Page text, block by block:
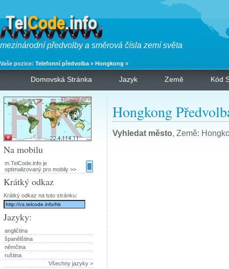
mezinárodní předvolby a směrová čísla zemí světa
Vaše pozice: Telefonní předvolba » Hongkong »
Domovská Stránka Jazyk Země Kód
Hongkong
Vyhledat město, Země:
Na mobilu
m.TelCode.info je
optimalizovaný pro mobily >>
Krátký odkaz
Krátký odkaz na tuto stránku:
Jazyky:
angličtina
španělština
němčina
ruština
Všechny jazyky >